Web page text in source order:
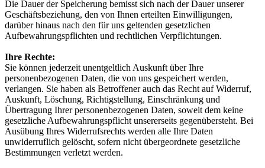
Die Dauer der Speicherung bemisst sich nach der Dauer unserer
Geschäftsbeziehung, den von Ihnen erteilten Einwilligungen,
darüber hinaus nach den für uns geltenden gesetzlichen
Aufbewahrungspflichten und rechtlichen Verpflichtungen.
Ihre Rechte:
Sie können jederzeit unentgeltlich Auskunft über Ihre
personenbezogenen Daten, die von uns gespeichert werden,
verlangen. Sie haben als Betroffener auch das Recht auf Widerruf,
Auskunft, Löschung, Richtigstellung, Einschränkung und
Übertragung Ihrer personenbezogenen Daten, soweit dem keine
gesetzliche Aufbewahrungspflicht unsererseits gegenübersteht. Bei
Ausübung Ihres Widerrufsrechts werden alle Ihre Daten
unwiderruflich gelöscht, sofern nicht übergeordnete gesetzliche
Bestimmungen verletzt werden.